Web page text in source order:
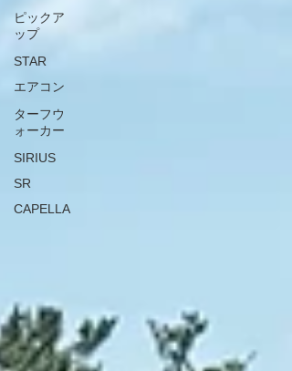
ピックア
ップ
STAR
エアコン
ターフウ
ォーカー
SIRIUS
SR
CAPELLA